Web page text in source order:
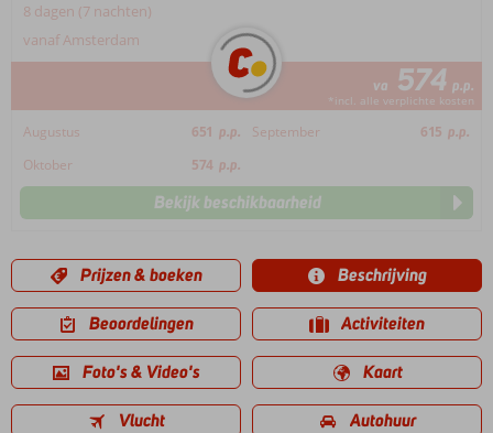
8 dagen (7 nachten)
vanaf Amsterdam
va 574 p.p.
*incl. alle verplichte kosten
Augustus 651 p.p. September 615 p.p.
Oktober
574 p.p.
Bekijk beschikbaarheid
Prijzen & boeken Beschrijving
Beoordelingen Activiteiten
Foto's & Video's Kaart
Vlucht Autohuur